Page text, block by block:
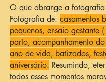
O que abrange a
Fotografia de: casamentos
pequenos, ensaio gestante
parto, acompanhamento
ano de vida, batizados,
aniversário. Resumindo,
todos esses momentos